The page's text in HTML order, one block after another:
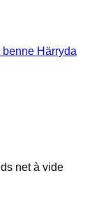
Härryda
net à vide